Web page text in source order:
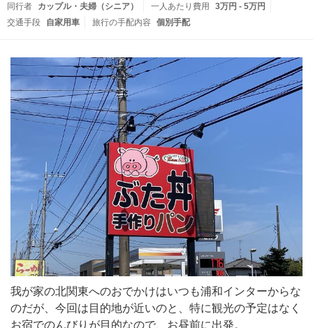
同行者 カップル・夫婦（シニア） 一人あたり費用
3万円 - 5万円
交通手段
自家用車 旅行の手配内容 個別手配
我が家の北関東へのおでかけはいつも浦和インターからな
のだが、今回は目的地が近いのと、特に観光の予定はなく
お宿でのんびりが目的なので、お昼前に出発。